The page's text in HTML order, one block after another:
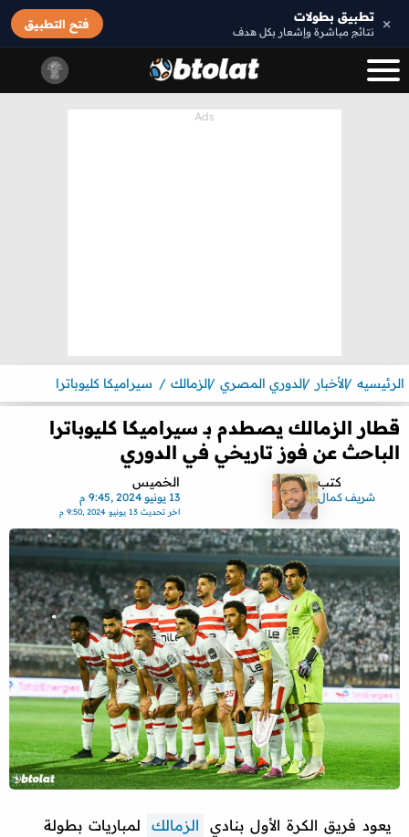
× تطبيق بطولات
نتائج مباشرة وإشعار بكل هدف
فتح التطبيق
الرئيسيه الأخبار الدوري المصري الزمالك سيراميكا كليوباترا
قطار الزمالك يصطدم بـ سيراميكا كليوباترا
الباحث عن فوز تاريخي في الدوري
كتب
شريف كمال
الخميس
13 يونيو 2024 ,9:45 م
اخر تحديث13 يونيو 2024 ,9:50 م
يعود فريق الكرة الأول بنادي الزمالك
لمباريات بطولة